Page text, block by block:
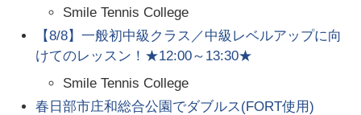
Smile Tennis College
【8/8】一般初中級クラス／中級レベルアップに向
けてのレッスン！★12:00～13:30★
Smile Tennis College
春日部市庄和総合公園でダブルス(FORT使用)